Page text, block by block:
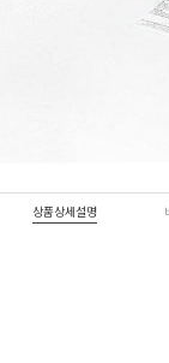
상품상세설명